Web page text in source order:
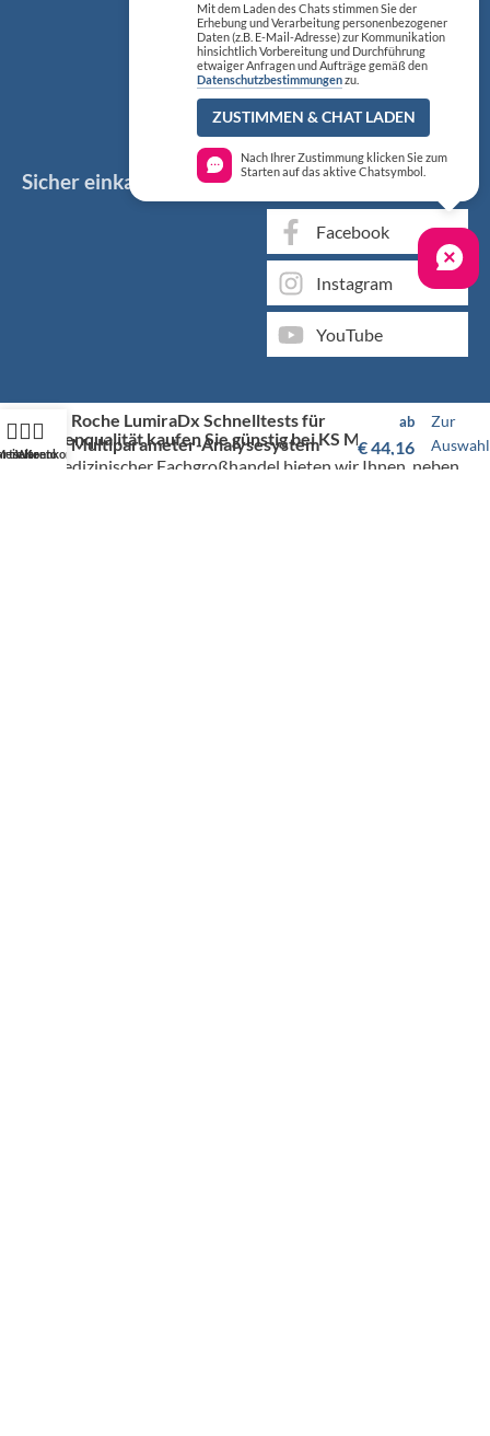
Sicher einkaufen Social Media
Facebook
Instagram
YouTube
Markenqualität kaufen Sie günstig bei KS Medizintechnik
Als medizinischer Fachgroßhandel bieten wir Ihnen, neben
Konto
Warenkorb
Roche LumiraDx Schnelltests für
Multiparameter-Analysesystem
ab
€44,16
Zur
Auswahl
Mit dem Laden des Chats stimmen Sie der
Erhebung und Verarbeitung personenbezogener
Daten (z.B. E-Mail-Adresse) zur Kommunikation
hinsichtlich Vorbereitung und Durchführung
etwaiger Anfragen und Aufträge gemäß den
Datenschutzbestimmungenzu.
ZUSTIMMEN & CHAT LADEN
Nach Ihrer Zustimmung klicken Sie zum
Starten auf das aktive Chatsymbol.